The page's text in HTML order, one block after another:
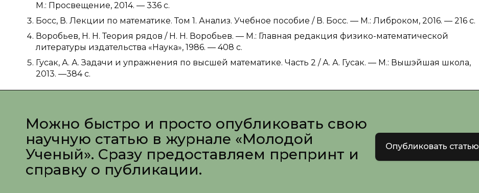
М.: Просвещение, 2014. — 336 c.
Босс, В. Лекции по математике. Том 1. Анализ. Учебное пособие / В. Босс. — М.: Либроком, 2016. — 216 c.
Воробьев, Н. Н. Теория рядов / Н. Н. Воробьев. — М.: Главная редакция физико-математической
литературы издательства «Наука», 1986. — 408 c.
Гусак, А. А. Задачи и упражнения по высшей математике. Часть 2 / А. А. Гусак. — М.: Вышэйшая школа,
2013. —384 c.
Можно быстро и просто опубликовать свою
научную статью в журнале «Молодой
Ученый». Сразу предоставляем препринт и
справку о публикации.
Опубликовать статью